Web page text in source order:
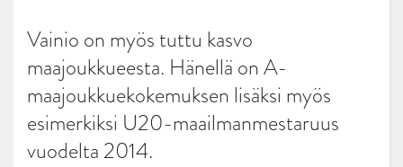
Vainio on myös tuttu kasvo
maajoukkueesta. Hänellä on A-
maajoukkuekokemuksen lisäksi myös
esimerkiksi U20-maailmanmestaruus
vuodelta 2014.